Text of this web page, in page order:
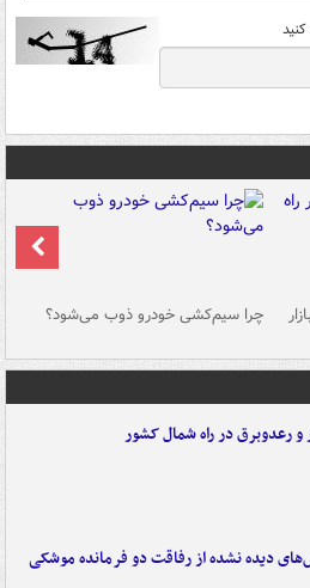
چرا سیم‌کشی خودرو ذوب می‌شود؟
و رعدوبرق در راه شمال کشور
دیده نشده از رفاقت دو فرمانده‌ موشکی